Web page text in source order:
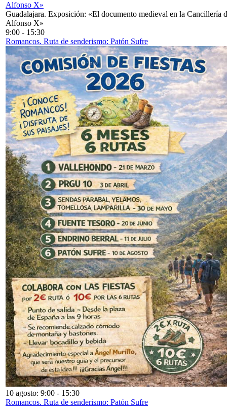
Alfonso X»
Guadalajara. Exposición: «El documento medieval en la Cancillería
Alfonso X»
9:00 - 15:30
Romancos. Ruta de senderismo: Patón Sufre
10 agosto: 9:00 - 15:30
Romancos. Ruta de senderismo: Patón Sufre